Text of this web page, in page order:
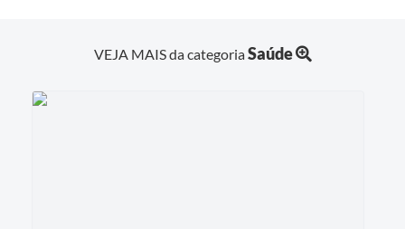
VEJA MAIS da categoriaSaúde